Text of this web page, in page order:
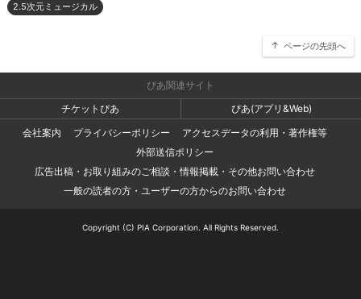
2.5次元ミュージカル
ページの先頭へ
ぴあ関連サイト
チケットぴあ
ぴあ(アプリ&Web)
会社案内
プライバシーポリシー
アクセスデータの利用・著作権等
外部送信ポリシー
広告出稿・お取り組みのご相談・情報掲載・その他お問い合わせ
一般の読者の方・ユーザーの方からのお問い合わせ
Copyright (C) PIA Corporation. All Rights Reserved.